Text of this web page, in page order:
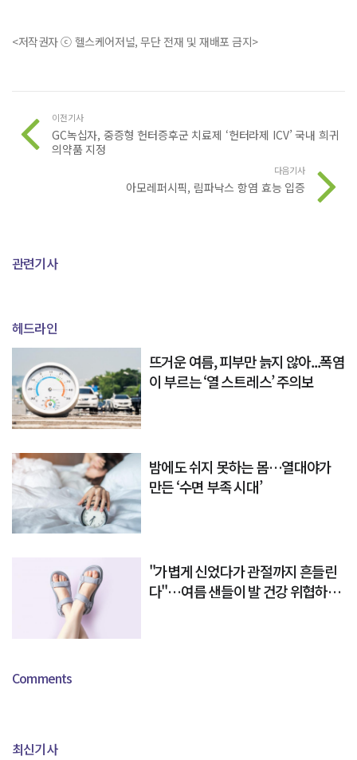
<저작권자 ⓒ 헬스케어저널, 무단 전재 및 재배포 금지>
이전기사
GC녹십자, 중증형 헌터증후군 치료제 ‘헌터라제 ICV’ 국내 희귀
의약품 지정
다음기사
아모레퍼시픽, 림파낙스 항염 효능 입증
관련기사
헤드라인
뜨거운 여름, 피부만 늙지 않아...폭염
이 부르는 ‘열 스트레스’ 주의보
밤에도 쉬지 못하는 몸…열대야가
만든 ‘수면 부족 시대’
"가볍게 신었다가 관절까지 흔들린
다"…여름 샌들이 발 건강 위협하는
Comments
최신기사